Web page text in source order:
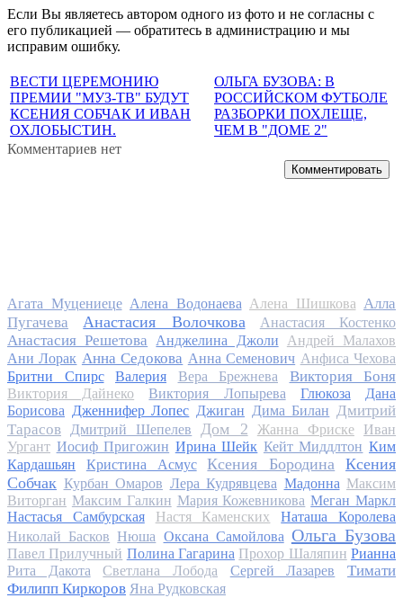
Если Вы являетесь автором одного из фото и не согласны с
его публикацией — обратитесь в администрацию и мы
исправим ошибку.
ВЕСТИ ЦЕРЕМОНИЮ
ПРЕМИИ "МУЗ-ТВ" БУДУТ
КСЕНИЯ СОБЧАК И ИВАН
ОХЛОБЫСТИН.
ОЛЬГА БУЗОВА: В
РОССИЙСКОМ ФУТБОЛЕ
РАЗБОРКИ ПОХЛЕЩЕ,
ЧЕМ В "ДОМЕ 2"
Комментариев нет
Комментировать
Агата Муцениеце Алена Водонаева Алена Шишкова Алла
Пугачева
Анастасия Волочкова Анастасия Костенко
Анастасия Решетова Анджелина Джоли
Андрей Малахов
Ани Лорак Анна Седокова Анна Семенович Анфиса Чехова
Бритни Спирс
Валерия Вера Брежнева Виктория Боня
Виктория Дайнеко Виктория Лопырева Глюкоза
Дана
Борисова Дженнифер Лопес Джиган Дима Билан Дмитрий
Тарасов
Дмитрий Шепелев Дом 2 Жанна Фриске
Иван
Ургант Иосиф Пригожин Ирина Шейк Кейт Миддлтон Ким
Кардашьян
Кристина Асмус Ксения Бородина
Ксения
Собчак Курбан Омаров Лера Кудрявцева Мадонна Максим
Виторган Максим Галкин Мария Кожевникова Меган Маркл
Настасья Самбурская
Настя Каменских
Наташа Королева
Николай Басков Нюша Оксана Самойлова Ольга Бузова
Павел Прилучный Полина Гагарина Прохор Шаляпин Рианна
Рита Дакота
Светлана Лобода Сергей Лазарев
Тимати
Филипп Киркоров Яна Рудковская